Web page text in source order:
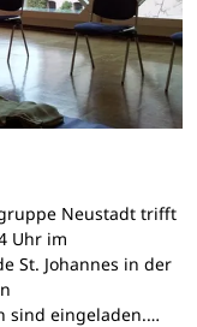
Neustadt trifft
Uhr im
St. Johannes in der
sind eingeladen.…